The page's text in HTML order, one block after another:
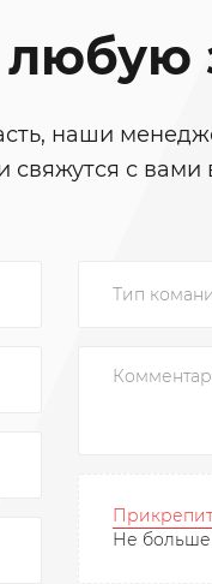
наши
свяжутся с вами
Не больше